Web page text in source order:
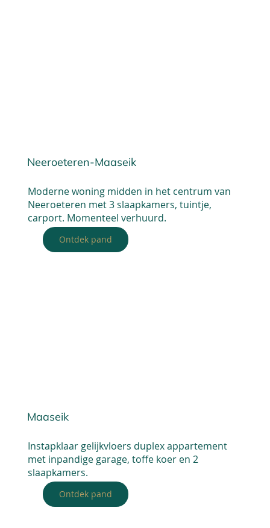
Neeroeteren-Maaseik
Moderne woning midden in het centrum van
Neeroeteren met 3 slaapkamers, tuintje,
carport. Momenteel verhuurd.
Ontdek pand
Maaseik
Instapklaar gelijkvloers duplex appartement
met inpandige garage, toffe koer en 2
slaapkamers.
Ontdek pand